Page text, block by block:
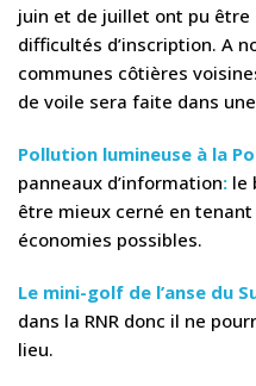
juin et de juillet ont pu être
difficultés d’inscription. A
communes côtières
de voile sera faite dans
Pollution lumineuse à la
panneaux d’information: le
être mieux cerné en
économies possibles.
Le mini-golf de l’anse du
dans la RNR donc il ne
lieu.